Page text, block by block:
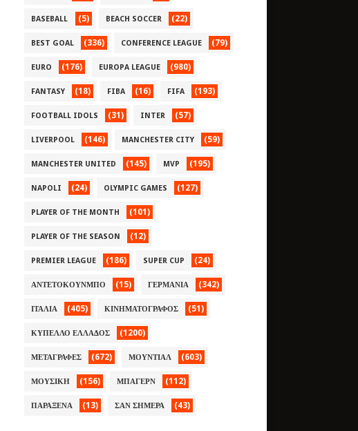
BASEBALL (5) BEACH SOCCER (22)
BEST GOAL (336) CONFERENCE LEAGUE (79)
EURO (176) EUROPA LEAGUE (980)
FANTASY (18) FIBA (16) FIFA (193)
FOOTBALL IDOLS (31) INTER (57)
LIVERPOOL (146) MANCHESTER CITY (59)
MANCHESTER UNITED (145) MVP (195)
NAPOLI (24) OLYMPIC GAMES (127)
PLAYER OF THE MONTH (101)
PLAYER OF THE SEASON (12)
PREMIER LEAGUE (186) SUPER CUP (24)
ΑΝΤΕΤΟΚΟΥΝΜΠΟ (15) ΓΕΡΜΑΝΙΑ (342)
ΙΤΑΛΙΑ (405) ΚΙΝΗΜΑΤΟΓΡΑΦΟΣ (51)
ΚΥΠΕΛΛΟ ΕΛΛΑΔΟΣ (1200)
ΜΕΤΑΓΡΑΦΕΣ (672) ΜΟΥΝΤΙΑΛ (603)
ΜΟΥΣΙΚΗ (156) ΜΠΑΓΕΡΝ (112)
ΠΑΡΑΞΕΝΑ (13) ΣΑΝ ΣΗΜΕΡΑ (43)